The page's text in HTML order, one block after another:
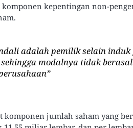
kepentingan non-
adalah pemilik selain induk
modalnya tidak
”
komponen jumlah saham yang